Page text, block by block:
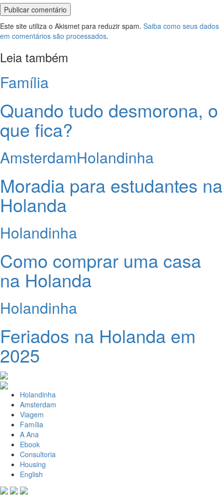
Este site utiliza o Akismet para reduzir spam. Saiba como seus dados
em comentários são processados.
Leia também
Família
Quando tudo desmorona, o
que fica?
AmsterdamHolandinha
Moradia para estudantes na
Holanda
Holandinha
Como comprar uma casa
na Holanda
Holandinha
Feriados na Holanda em
2025
Holandinha
Amsterdam
Viagem
Família
A Ana
Ebook
Consultoria
Housing
English